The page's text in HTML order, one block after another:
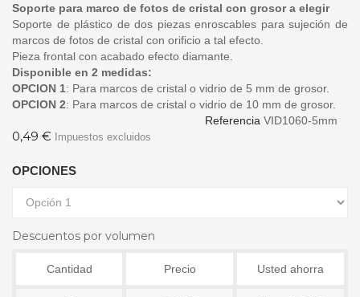
Soporte para marco de fotos de cristal con grosor a elegir
Soporte de plástico de dos piezas enroscables para sujeción de
marcos de fotos de cristal con orificio a tal efecto.
Pieza frontal con acabado efecto diamante.
Disponible en 2 medidas:
OPCION 1: Para marcos de cristal o vidrio de 5 mm de grosor.
OPCION 2: Para marcos de cristal o vidrio de 10 mm de grosor.
Referencia VID1060-5mm
0,49 € Impuestos excluidos
OPCIONES
Descuentos por volumen
Cantidad Precio Usted ahorra